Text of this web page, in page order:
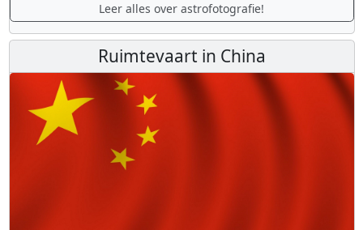
Leer alles over astrofotografie!
Ruimtevaart in China